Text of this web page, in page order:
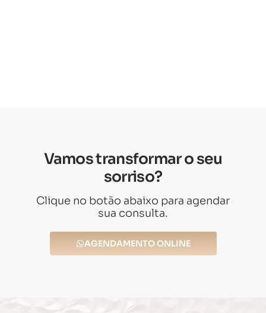
Vamos transformar o seu
sorriso?
Clique no botão abaixo para agendar
sua consulta.
AGENDAMENTO ONLINE